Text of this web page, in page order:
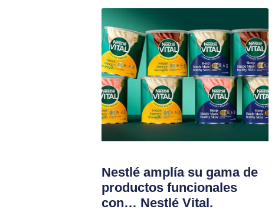
Nestlé amplía su gama de
productos funcionales
con… Nestlé Vital.